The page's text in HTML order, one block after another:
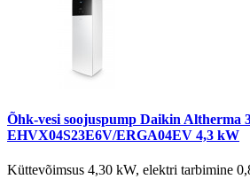
Õhk-vesi soojuspump Daikin Altherma
EHVX04S23E6V/ERGA04EV 4,3 kW
Küttevõimsus 4,30 kW, elektri tarbimine